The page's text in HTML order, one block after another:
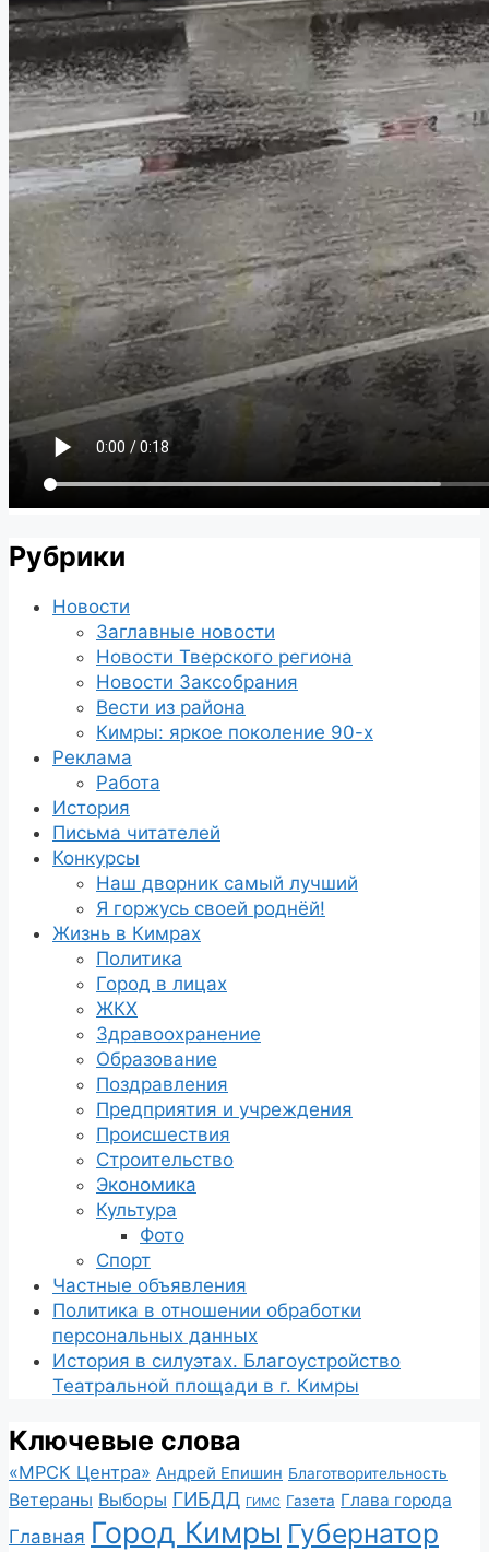
Рубрики
Новости
Заглавные новости
Новости Тверского региона
Новости Заксобрания
Вести из района
Кимры: яркое поколение 90-х
Реклама
Работа
История
Письма читателей
Конкурсы
Наш дворник самый лучший
Я горжусь своей роднёй!
Жизнь в Кимрах
Политика
Город в лицах
ЖКХ
Здравоохранение
Образование
Поздравления
Предприятия и учреждения
Происшествия
Строительство
Экономика
Культура
Фото
Спорт
Частные объявления
Политика в отношении обработки
персональных данных
История в силуэтах. Благоустройство
Театральной площади в г. Кимры
Ключевые слова
«МРСК Центра» Андрей Епишин Благотворительность
Ветераны Выборы ГИБДД ГИМС Газета Глава города
Главная Город Кимры Губернатор